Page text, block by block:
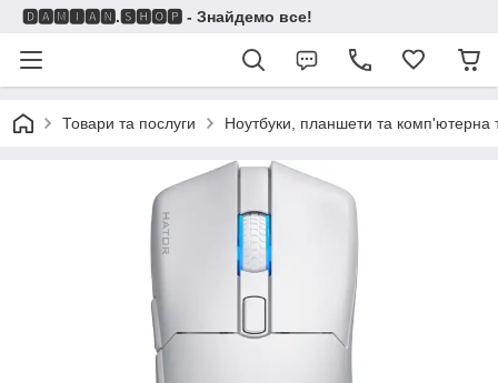
🅳🅰🅼🅸🅰🅽.🆂🅷🅾🅿 - Знайдемо все!
Товари та послуги Ноутбуки, планшети та комп'ютерна